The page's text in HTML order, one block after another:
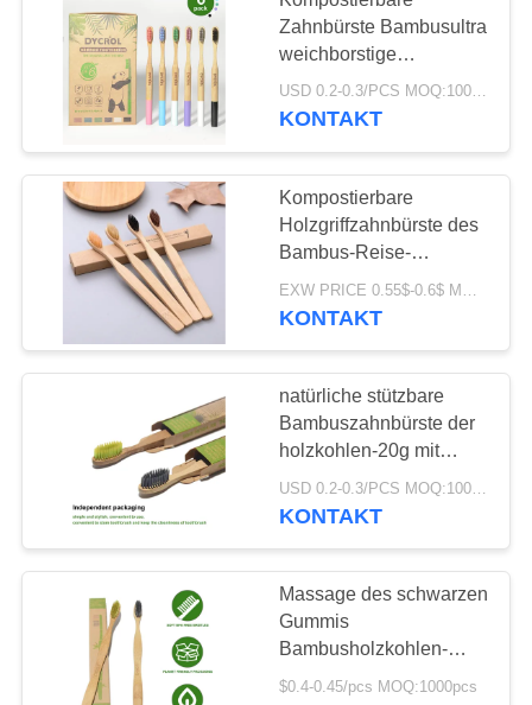
Zahnbürste Bambusultra
weichborstige
Zahnbürsten-biologisch
abbaubare 100
USD 0.2-0.3/PCS MOQ:1000 PC
KONTAKT
Kompostierbare
Holzgriffzahnbürste des
Bambus-Reise-
Zahnbürsten-Grüns Eco
freundlichen
KONTAKT
natürliche stützbare
Bambuszahnbürste der
holzkohlen-20g mit
biologisch abbaubaren
Borsten
USD 0.2-0.3/PCS MOQ:1000 PC
KONTAKT
Massage des schwarzen
Gummis
Bambusholzkohlen-
Zahnbürste Soem für
$0.4-0.45/pcs MOQ:1000pcs